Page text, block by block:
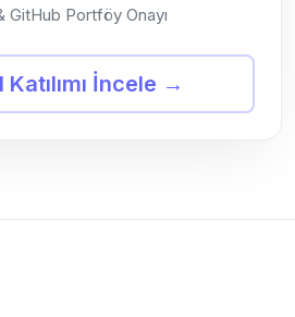
Portföy Onayı
İncele →